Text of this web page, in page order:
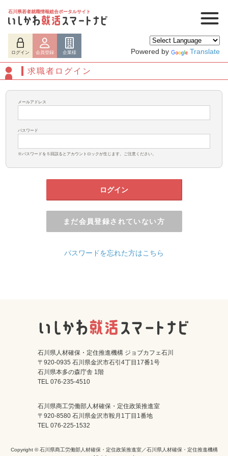
石川県若者就職情報総合ポータルサイト
ログイン 会員登録 企業様 Powered by Translate
求職者ログイン
メールアドレス
パスワード
※パスワードを５回誤るとアカウントロックが生じます。ご注意ください。
ログイン
まだ会員登録されていない方
パスワードを忘れた方はこちら
石川県人材確保・定住推進機構 ジョブカフェ石川
〒920-0935 石川県金沢市石引4丁目17番1号
石川県本多の森庁舎 1階
TEL 076-235-4510
石川県商工労働部人材確保・定住政策推進室
〒920-8580 石川県金沢市鞍月1丁目1番地
TEL 076-225-1532
Copyright © 石川県商工労働部人材確保・定住政策推進室／石川県人材確保・定住推進機構